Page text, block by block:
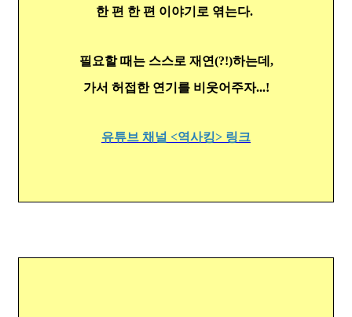
한 편 한 편 이야기로 엮는다.
필요할 때는 스스로 재연(?!)하는데,
가서 허접한 연기를 비웃어주자...!
유튜브 채널 <역사킹> 링크